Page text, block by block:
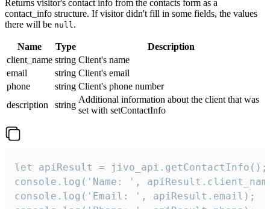
Returns visitor's contact info from the contacts form as a
contact_info structure. If visitor didn't fill in some fields, the values
there will be null.
Name Type
Description
client_name string Client's name
email
string Client's email
phone
string Client's phone number
description
string
Additional information about the client that was
set with setContactInfo
let apiResult = jivo_api.getContactInfo();
console.log('Name: ',
console.log('Email: ', apiResult.email);